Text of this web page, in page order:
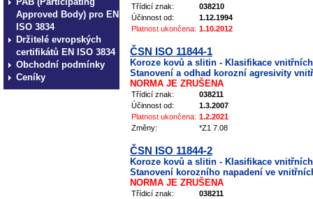
Approved Body) pro EN
ISO 3834
Držitelé evropských
certifikátů EN ISO 3834
Obchodní podmínky
Ceníky
Třídicí znak:
038210
Účinnost od:
1.12.1994
Platnost ukončena: 1.10.2012
ČSN ISO 11844-1
Koroze kovů a slitin - Klasifikace
Stanovení a odhad korozní agresivity
NORMA JE ZRUŠENA
Třídicí znak:
038211
Účinnost od:
1.3.2007
Platnost ukončena: 1.2.2021
Změny:
*Z1 7.08
ČSN ISO 11844-2
Koroze kovů a slitin - Klasifikace
Stanovení korozního napadení ve
NORMA JE ZRUŠENA
Třídicí znak:
038211